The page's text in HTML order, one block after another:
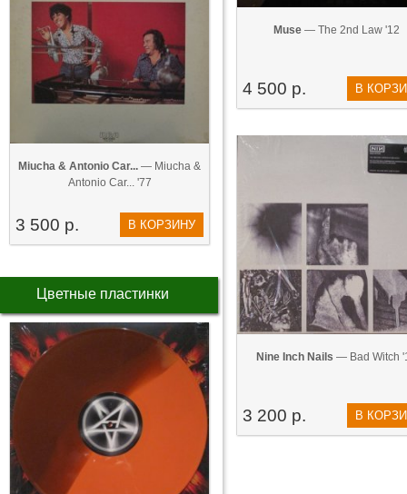
Miucha & Antonio Car... — Miucha &
Antonio Car... '77
3 500 р. В КОРЗИНУ
Цветные пластинки
Muse — The 2nd Law '12
4 500 р. В
Nine Inch Nails — Bad Witch
3 200 р. В